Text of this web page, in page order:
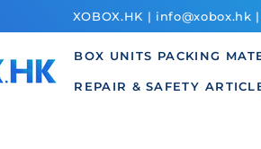
XOBOX.HK | info@xobox.hk
BOX UNITS PACKING
REPAIR & SAFETY